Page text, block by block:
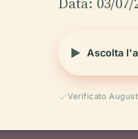
Ascolta
Verificato